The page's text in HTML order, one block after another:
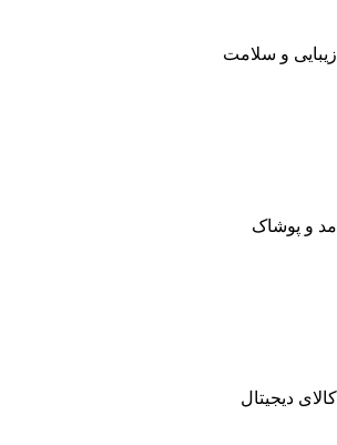
زیبایی و سلامت
مد و پوشاک
کالای دیجیتال